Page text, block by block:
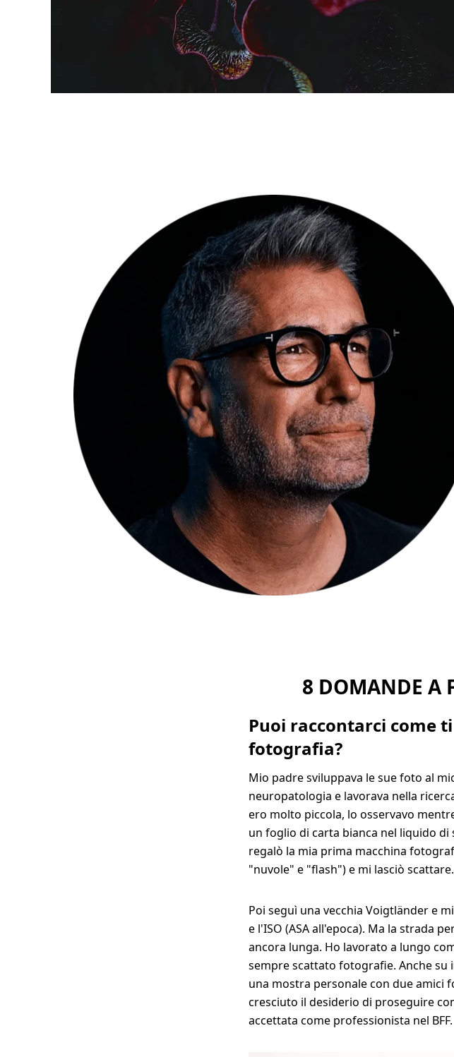
della natura
di Florian W.
Müller
8 DOMANDE A
Puoi raccontarci come
fotografia?
Mio padre sviluppava le sue foto al
neuropatologia e lavorava nella
ero molto piccola, lo osservavo
un foglio di carta bianca nel liquido di
regalò la mia prima macchina
"nuvole" e "flash") e mi lasciò scattare.
Poi seguì una vecchia Voigtländer e
e l'ISO (ASA all'epoca). Ma la strada
ancora lunga. Ho lavorato a lungo
sempre scattato fotografie. Anche su
una mostra personale con due amici
cresciuto il desiderio di proseguire
accettata come professionista nel BFF.